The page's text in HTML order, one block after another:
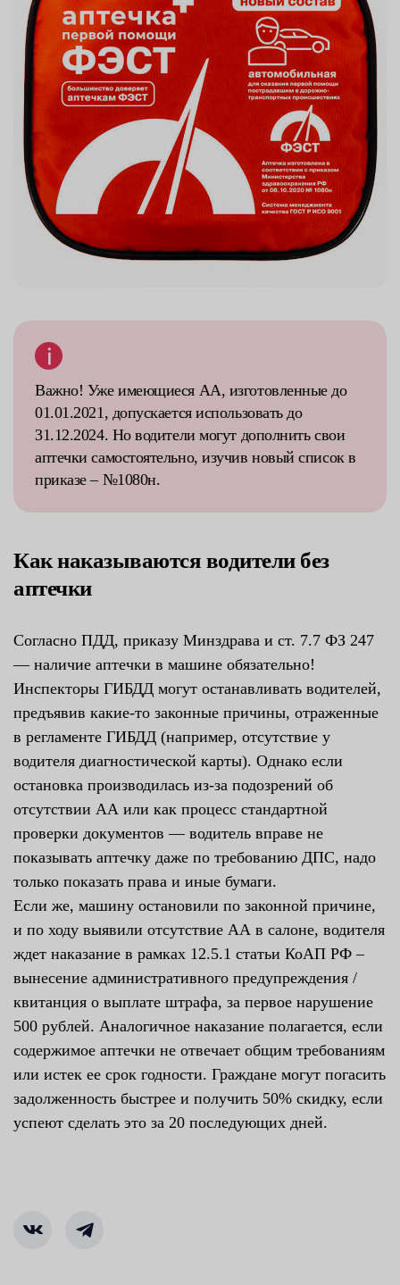
Важно! Уже имеющиеся АА, изготовленные до
01.01.2021, допускается использовать до
31.12.2024. Но водители могут дополнить свои
аптечки самостоятельно, изучив новый список в
приказе – №1080н.
Как наказываются водители без
аптечки
Согласно ПДД, приказу Минздрава и ст. 7.7 ФЗ 247
— наличие аптечки в машине обязательно!
Инспекторы ГИБДД могут останавливать водителей,
предъявив какие-то законные причины, отраженные
в регламенте ГИБДД (например, отсутствие у
водителя диагностической карты). Однако если
остановка производилась из-за подозрений об
отсутствии АА или как процесс стандартной
проверки документов — водитель вправе не
показывать аптечку даже по требованию ДПС, надо
только показать права и иные бумаги.
Если же, машину остановили по законной причине,
и по ходу выявили отсутствие АА в салоне, водителя
ждет наказание в рамках 12.5.1 статьи КоАП РФ –
вынесение административного предупреждения /
квитанция о выплате штрафа, за первое нарушение
500 рублей. Аналогичное наказание полагается, если
содержимое аптечки не отвечает общим требованиям
или истек ее срок годности. Граждане могут погасить
задолженность быстрее и получить 50% скидку, если
успеют сделать это за 20 последующих дней.